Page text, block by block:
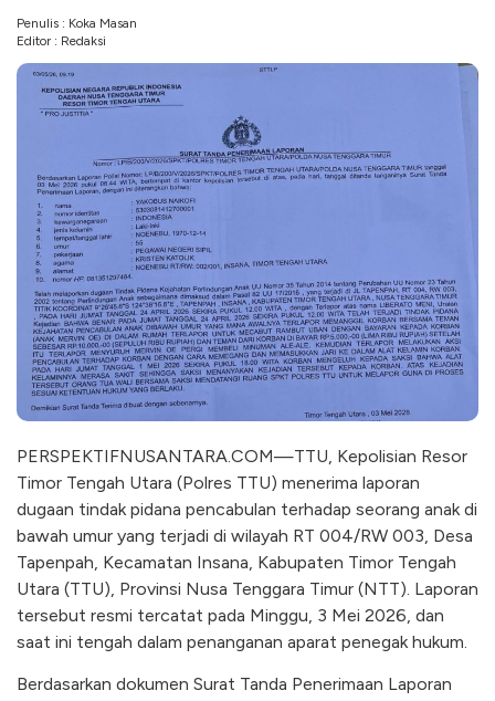
Penulis : Koka Masan
Editor : Redaksi
PERSPEKTIFNUSANTARA.COM—TTU, Kepolisian Resor
Timor Tengah Utara (Polres TTU) menerima laporan
dugaan tindak pidana pencabulan terhadap seorang anak di
bawah umur yang terjadi di wilayah RT 004/RW 003, Desa
Tapenpah, Kecamatan Insana, Kabupaten Timor Tengah
Utara (TTU), Provinsi Nusa Tenggara Timur (NTT). Laporan
tersebut resmi tercatat pada Minggu, 3 Mei 2026, dan
saat ini tengah dalam penanganan aparat penegak hukum.
Berdasarkan dokumen Surat Tanda Penerimaan Laporan